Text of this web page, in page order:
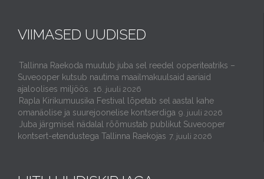
VIIMASED UUDISED
Tallinna Raekoda muutub juba sel reedel ooperiteatriks –
Suveooper kutsub nautima maailmakuulsaid aariaid
ajaloolises miljöös.
16. juuli 2026
Rapla Kirikumuusika Festival lõpetab sel aastal kahe
omanäolise ja suurejoonelise kontserdiga 9. juuli 2026
Juba järgmisel nädalal rõõmustab publikut Suveooper
kontsert-etendustega Tallinna Raekojas 7. juuli 2026